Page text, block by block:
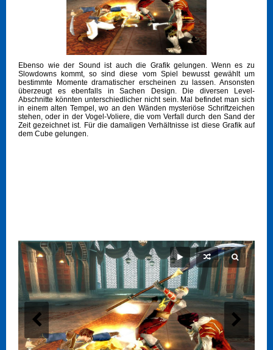
Ebenso wie der Sound ist auch die Grafik gelungen. Wenn es zu
Slowdowns kommt, so sind diese vom Spiel bewusst gewählt um
bestimmte Momente dramatischer erscheinen zu lassen. Ansonsten
überzeugt es ebenfalls in Sachen Design. Die diversen Level-
Abschnitte könnten unterschiedlicher nicht sein. Mal befindet man sich
in einem alten Tempel, wo an den Wänden mysteriöse Schriftzeichen
stehen, oder in der Vogel-Voliere, die vom Verfall durch den Sand der
Zeit gezeichnet ist. Für die damaligen Verhältnisse ist diese Grafik auf
dem Cube gelungen.